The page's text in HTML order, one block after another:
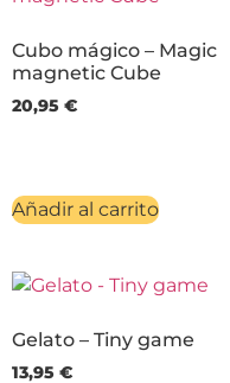
Cubo mágico – Magic
magnetic Cube
20,95 €
Añadir al carrito
Gelato – Tiny game
13,95 €